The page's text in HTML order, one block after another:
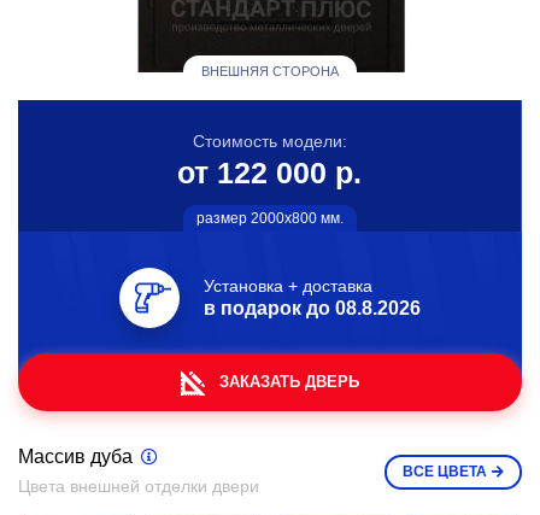
ВНЕШНЯЯ СТОРОНА
Стоимость модели:
от 122 000 р.
размер 2000х800 мм.
Установка + доставка
в подарок до 08.8.2026
ЗАКАЗАТЬ ДВЕРЬ
Массив дуба
Цвета внешней отделки двери
ВСЕ ЦВЕТА